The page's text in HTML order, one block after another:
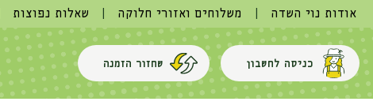
אודות נוי השדה משלוחים ואזורי חלוקה שאלות נפוצות
כניסה לחשבון שחזור הזמנה